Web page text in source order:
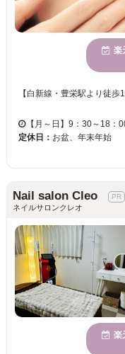
楽
【月～日】9：30～18：
定休日： お盆、年末年始
Nail salon Cleo
ネイルサロンクレオ
楽